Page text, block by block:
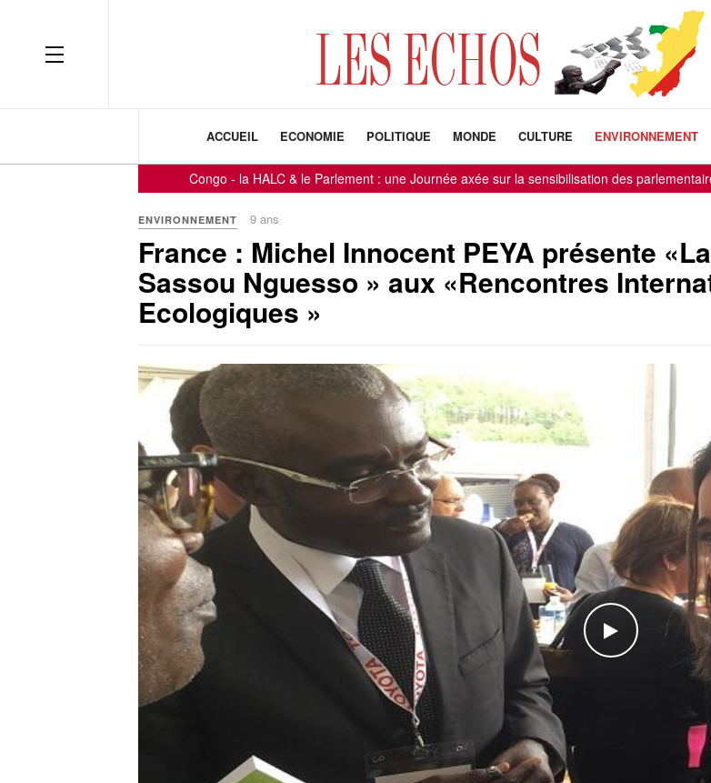
ACCUEIL ECONOMIE POLITIQUE MONDE CULTURE ENVIRONNEMENT
Congo - la HALC & le Parlement : une Journée axée sur la sensibilisation des parlementaires à
ENVIRONNEMENT 9 ans
France : Michel Innocent PEYA présente
Sassou Nguesso » aux «Rencontres
Ecologiques »
WATCH